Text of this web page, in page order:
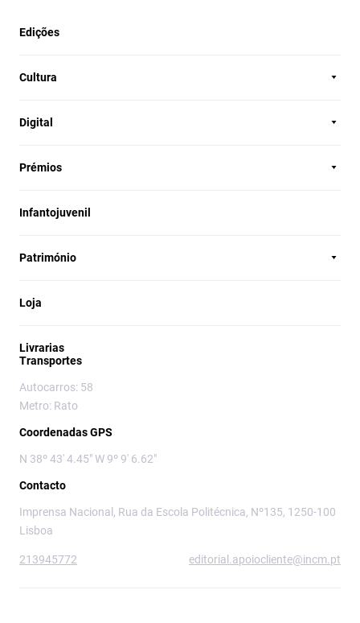
Edições
Cultura
Digital
Prémios
Infantojuvenil
Património
Loja
Livrarias
Transportes
Autocarros: 58
Metro: Rato
Coordenadas GPS
N 38º 43' 4.45" W 9º 9' 6.62"
Contacto
Imprensa Nacional, Rua da Escola Politécnica, Nº135, 1250-100
Lisboa
213945772 editorial.apoiocliente@incm.pt